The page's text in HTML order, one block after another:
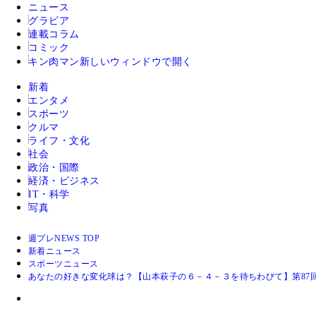
ニュース
グラビア
連載コラム
コミック
キン肉マン 新しいウィンドウで開く
新着
エンタメ
スポーツ
クルマ
ライフ・文化
社会
政治・国際
経済・ビジネス
IT・科学
写真
週プレNEWS TOP
新着ニュース
スポーツニュース
あなたの好きな変化球は？【山本萩子の６－４－３を待ちわびて】第87